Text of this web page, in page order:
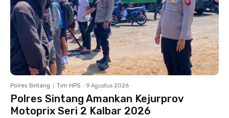
Polres Sintang Tim HPS - 9 Agustus 2026
Polres Sintang Amankan Kejurprov
Motoprix Seri 2 Kalbar 2026